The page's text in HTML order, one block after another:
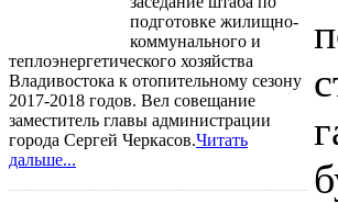
подготовке жилищно-
коммунального и
теплоэнергетического хозяйства
Владивостока к отопительному сезону
2017-2018 годов. Вел совещание
заместитель главы администрации
города Сергей Черкасов.Читать
дальше...